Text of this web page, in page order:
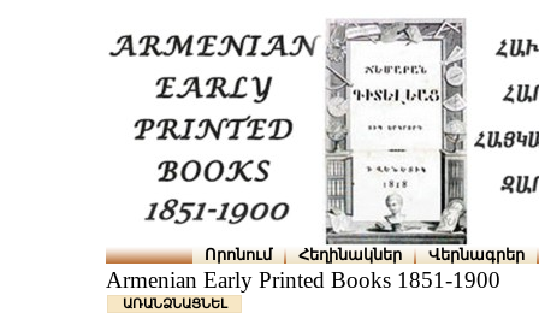
Որոնում Հեղինակներ Վերնագրեր
Armenian Early Printed Books 1851-1900
ԱՌԱՆՁՆԱՑՆԵԼ